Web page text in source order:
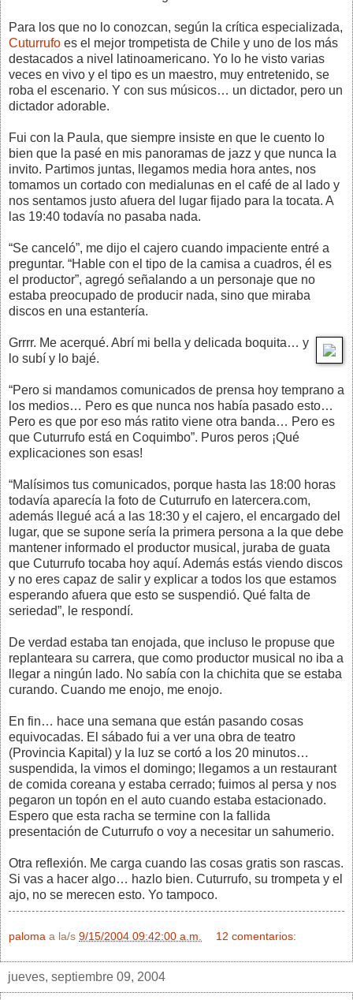
Para los que no lo conozcan, según la crítica especializada,
Cuturrufo es el mejor trompetista de Chile y uno de los más
destacados a nivel latinoamericano. Yo lo he visto varias
veces en vivo y el tipo es un maestro, muy entretenido, se
roba el escenario. Y con sus músicos… un dictador, pero un
dictador adorable.
Fui con la Paula, que siempre insiste en que le cuento lo
bien que la pasé en mis panoramas de jazz y que nunca la
invito. Partimos juntas, llegamos media hora antes, nos
tomamos un cortado con medialunas en el café de al lado y
nos sentamos justo afuera del lugar fijado para la tocata. A
las 19:40 todavía no pasaba nada.
“Se canceló”, me dijo el cajero cuando impaciente entré a
preguntar. “Hable con el tipo de la camisa a cuadros, él es
el productor”, agregó señalando a un personaje que no
estaba preocupado de producir nada, sino que miraba
discos en una estantería.
Grrrr. Me acerqué. Abrí mi bella y delicada boquita… y
lo subí y lo bajé.
“Pero si mandamos comunicados de prensa hoy temprano a
los medios… Pero es que nunca nos había pasado esto…
Pero es que por eso más ratito viene otra banda… Pero es
que Cuturrufo está en Coquimbo”. Puros peros ¡Qué
explicaciones son esas!
“Malísimos tus comunicados, porque hasta las 18:00 horas
todavía aparecía la foto de Cuturrufo en latercera.com,
además llegué acá a las 18:30 y el cajero, el encargado del
lugar, que se supone sería la primera persona a la que debe
mantener informado el productor musical, juraba de guata
que Cuturrufo tocaba hoy aquí. Además estás viendo discos
y no eres capaz de salir y explicar a todos los que estamos
esperando afuera que esto se suspendió. Qué falta de
seriedad”, le respondí.
De verdad estaba tan enojada, que incluso le propuse que
replanteara su carrera, que como productor musical no iba a
llegar a ningún lado. No sabía con la chichita que se estaba
curando. Cuando me enojo, me enojo.
En fin… hace una semana que están pasando cosas
equivocadas. El sábado fui a ver una obra de teatro
(Provincia Kapital) y la luz se cortó a los 20 minutos…
suspendida, la vimos el domingo; llegamos a un restaurant
de comida coreana y estaba cerrado; fuimos al persa y nos
pegaron un topón en el auto cuando estaba estacionado.
Espero que esta racha se termine con la fallida
presentación de Cuturrufo o voy a necesitar un sahumerio.
Otra reflexión. Me carga cuando las cosas gratis son rascas.
Si vas a hacer algo… hazlo bien. Cuturrufo, su trompeta y el
ajo, no se merecen esto. Yo tampoco.
paloma a la/s 9/15/2004 09:42:00 a.m. 12 comentarios:
jueves, septiembre 09, 2004